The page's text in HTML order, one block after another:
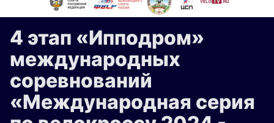
4 этап «Ипподром»
международных
соревнований
«Международная серия